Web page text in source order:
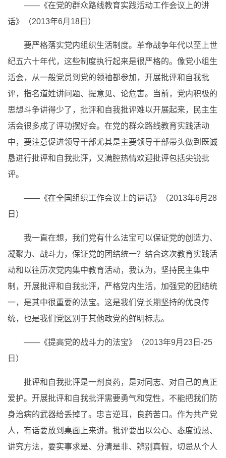
——《在党的群众路线教育实践活动工作会议上的讲
话》（2013年6月18日）
要严格落实党内组织生活制度。革命战争年代以至上世
纪五六十年代，这些制度执行起来是很严格的。像党小组生
活会，从一般党员到党的领袖都参加，开展批评和自我批
评，指名道姓讲问题、提意见、论危害。当前，党内积极的
思想斗争讲得少了，批评和自我批评难以开展起来，民主生
活会很多成了评功摆好会。在党的群众路线教育实践活动
中，要注意促进领导干部尤其是主要领导干部带头做到既诚
恳进行批评和自我批评，又满腔热情欢迎批评包括尖锐批
评。
——《在全国组织工作会议上的讲话》（2013年6月28
日）
我一直在想，我们党有什么法宝可以保证党的创造力、
凝聚力、战斗力，保证党的团结统一？结合这次教育实践活
动和以往历次党内集中教育活动，我认为，坚持民主集中
制，开展批评和自我批评，严格党内生活，加强党的团结统
一，是其中很重要的法宝。这是我们党长期坚持的优良传
统，也是我们党区别于其他政党的鲜明标志。
——《提高党的战斗力的法宝》（2013年9月23日-25
日）
批评和自我批评是一剂良药，是对同志、对自己的真正
爱护。开展批评和自我批评需要勇气和党性，不能把我们防
身治病的武器给丢掉了。忠言逆耳，良药苦口。作为共产党
人，有话要放到桌面上来讲。批评要出以公心、态度诚恳、
讲究方法，要实事求是、分清是非、辨别真假，切忌从个人